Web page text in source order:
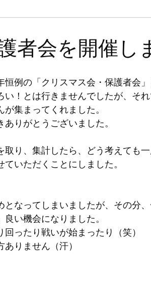
者会を開催し
例の「クリスマス会・保護者会
！とは行きませんでしたが、そ
集まってくれました。
りがとうございました。
り、集計したら、どう考えても
いただくことにしました。
なってしまいましたが、その分
い機会になりました。
ったり戦いが始まったり（笑）
りません（汗）